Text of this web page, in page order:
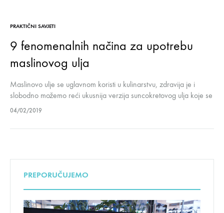
PRAKTIČNI SAVJETI
9 fenomenalnih načina za upotrebu
maslinovog ulja
Maslinovo ulje se uglavnom koristi u kulinarstvu, zdravija je i
slobodno možemo reći ukusnija verzija suncokretovog ulja koje se
nešto češće koristi. Ali, jeste li znali da maslinovo ulje osim…
04/02/2019
PREPORUČUJEMO